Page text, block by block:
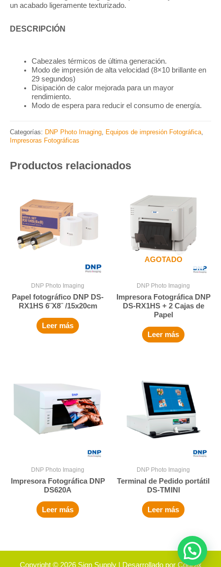
un acabado ligeramente texturizado.
DESCRIPCIÓN
Cabezales térmicos de última generación.
Modo de impresión de alta velocidad (8×10 brillante en
29 segundos)
Disipación de calor mejorada para un mayor
rendimiento.
Modo de espera para reducir el consumo de energía.
Categorías: DNP Photo Imaging Equipos de impresión Fotográfica
Impresoras Fotográficas
Productos relacionados
DNP Photo Imaging
Papel fotográfico DNP DS-
RX1HS 6¨X8¨ /15x20cm
Leer más
AGOTADO
DNP Photo Imaging
Impresora Fotográfica DNP
DS-RX1HS + 2 Cajas de
Papel
Leer más
DNP Photo Imaging
Impresora Fotográfica DNP
DS620A
Leer más
DNP Photo Imaging
Terminal de Pedido portátil
DS-TMINI
Leer más
Copyright © 2026 Sign Supply| Desarrollado por CouDix